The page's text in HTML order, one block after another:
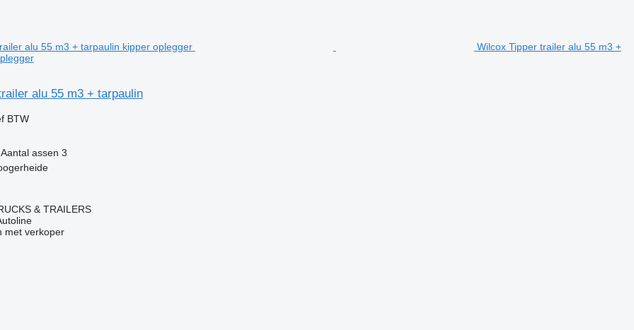
Wilcox Tipper trailer alu 55 m3 +
alu 55 m3 + tarpaulin
BTW
Aantal assen 3
& TRAILERS
met verkoper